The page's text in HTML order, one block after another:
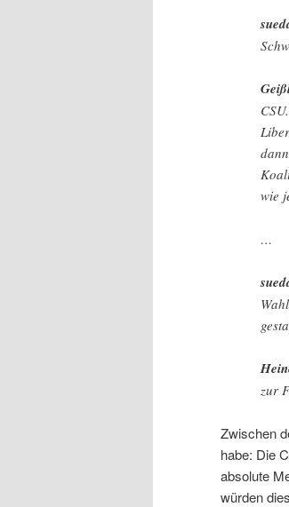
wie
…
zur
Zwischen
habe: Die
absolute
würden